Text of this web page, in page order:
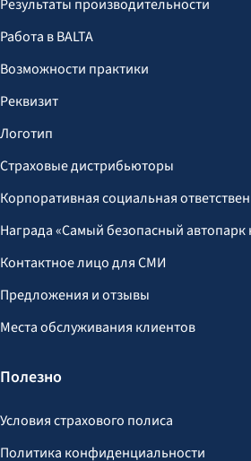
Результаты производительности
Работа в BALTA
Возможности практики
Реквизит
Логотип
Страховые дистрибьюторы
Корпоративная социальная
Награда «Самый безопасный автопарк
Контактное лицо для СМИ
Предложения и отзывы
Места обслуживания клиентов
Полезно
Условия страхового полиса
Политика конфиденциальности